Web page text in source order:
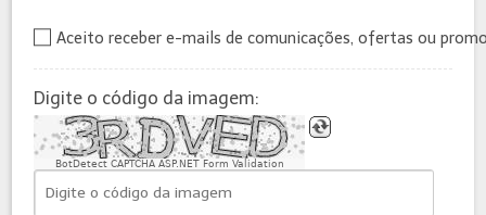
Aceito receber e-mails de comunicações, ofertas ou
Digite o código da imagem:
BotDetect CAPTCHA ASP.NET Form Validation